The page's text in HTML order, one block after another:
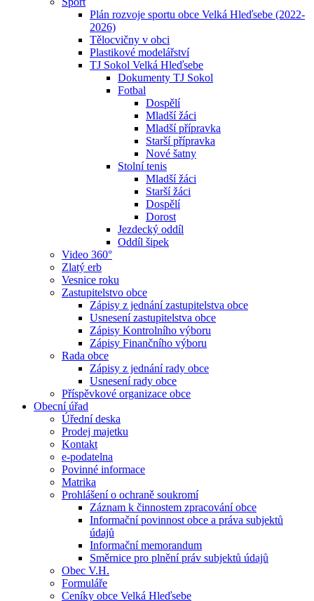
Plán rozvoje sportu obce Velká Hleďsebe (2022-
2026)
Tělocvičny v obci
Plastikové modelářství
TJ Sokol Velká Hleďsebe
Dokumenty TJ Sokol
Fotbal
Dospělí
Mladší žáci
Mladší přípravka
Starší přípravka
Nové šatny
Stolní tenis
Mladší žáci
Starší žáci
Dospělí
Dorost
Jezdecký oddíl
Oddíl šipek
Video 360°
Zlatý erb
Vesnice roku
Zastupitelstvo obce
Zápisy z jednání zastupitelstva obce
Usnesení zastupitelstva obce
Zápisy Kontrolního výboru
Zápisy Finančního výboru
Rada obce
Zápisy z jednání rady obce
Usnesení rady obce
Příspěvkové organizace obce
Obecní úřad
Úřední deska
Prodej majetku
Kontakt
e-podatelna
Povinné informace
Matrika
Prohlášení o ochraně soukromí
Záznam k činnostem zpracování obce
Informační povinnost obce a práva subjektů
údajů
Informační memorandum
Směrnice pro plnění práv subjektů údajů
Obec V.H.
Formuláře
Ceníky obce Velká Hleďsebe